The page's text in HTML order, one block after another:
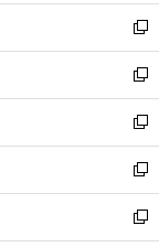
ウ
で
開
く
ン
ド
ウ
で
開
く
ウ
ィ
ン
ド
ウ
で
開
く
し
い
ウ
ィ
ン
ド
ウ
で
開
く
新
し
い
ウ
ィ
ン
ド
ウ
で
開
新
し
い
ウ
ィ
ン
ド
ウ
新
し
い
ウ
ィ
ン
新
し
い
新